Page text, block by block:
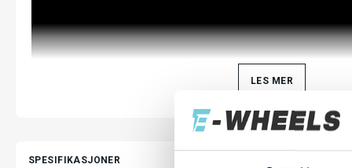
LES MER
SPESIFIKASJONER